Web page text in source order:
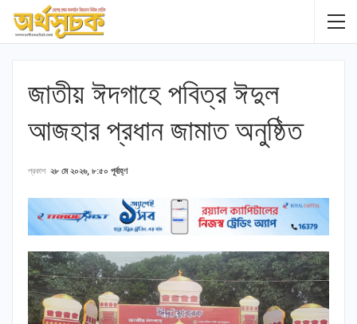
জাতীয় ঈদগাহে পবিত্র ঈদুল
আজহার প্রধান জামাত অনুষ্ঠিত
প্রকাশ ২৮ মে ২০২৬, ৮:৫০ পূর্বাহ্ণ